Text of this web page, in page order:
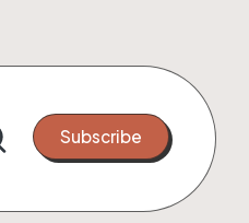
Subscribe